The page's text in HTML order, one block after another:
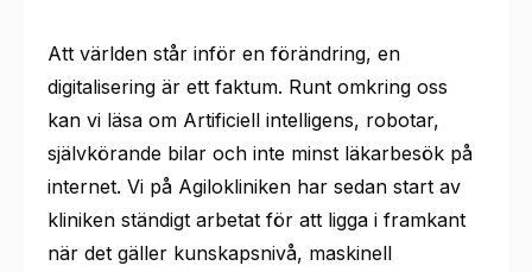
Att världen står inför en förändring, en
digitalisering är ett faktum. Runt omkring oss
kan vi läsa om Artificiell intelligens, robotar,
självkörande bilar och inte minst läkarbesök på
internet. Vi på Agilokliniken har sedan start av
kliniken ständigt arbetat för att ligga i framkant
när det gäller kunskapsnivå, maskinell